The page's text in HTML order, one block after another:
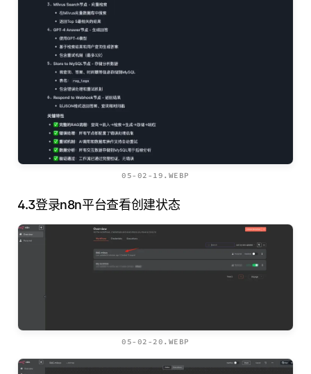
05-02-19.WEBP
4.3登录n8n平台查看创建状态
05-02-20.WEBP